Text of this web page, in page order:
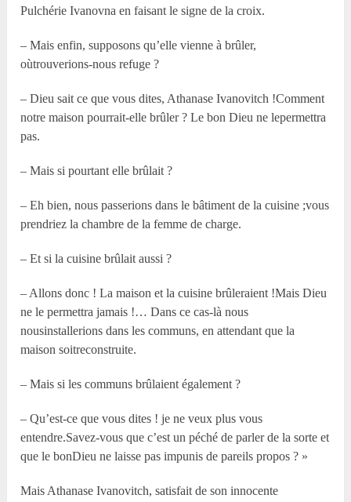
Pulchérie Ivanovna en faisant le signe de la croix.
– Mais enfin, supposons qu’elle vienne à brûler,
oùtrouverions-nous refuge ?
– Dieu sait ce que vous dites, Athanase Ivanovitch !Comment
notre maison pourrait-elle brûler ? Le bon Dieu ne lepermettra
pas.
– Mais si pourtant elle brûlait ?
– Eh bien, nous passerions dans le bâtiment de la cuisine ;vous
prendriez la chambre de la femme de charge.
– Et si la cuisine brûlait aussi ?
– Allons donc ! La maison et la cuisine brûleraient !Mais Dieu
ne le permettra jamais !… Dans ce cas-là nous
nousinstallerions dans les communs, en attendant que la
maison soitreconstruite.
– Mais si les communs brûlaient également ?
– Qu’est-ce que vous dites ! je ne veux plus vous
entendre.Savez-vous que c’est un péché de parler de la sorte et
que le bonDieu ne laisse pas impunis de pareils propos ? »
Mais Athanase Ivanovitch, satisfait de son innocente